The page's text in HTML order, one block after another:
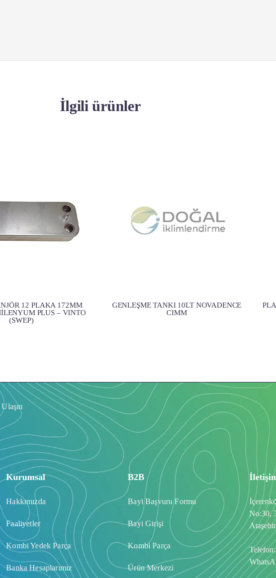
İlgili ürünler
12 PLAKA 172MM
PLUS – VINTO
(SWEP)
GENLEŞME TANKI 10LT NOVADENCE
CIMM
Kurumsal
Hakkımızda
Faaliyetler
Kombi Yedek Parça
Banka Hesaplarımız
B2B
Bayi Başvuru Formu
Bayi Girişi
Kombi Parça
Ürün Merkezi
No:30,